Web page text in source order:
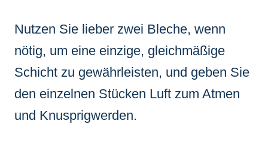
Nutzen Sie lieber zwei Bleche, wenn
nötig, um eine einzige, gleichmäßige
Schicht zu gewährleisten, und geben Sie
den einzelnen Stücken Luft zum Atmen
und Knusprigwerden.